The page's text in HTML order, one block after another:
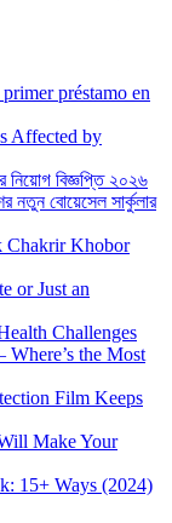
préstamo en
Affected by
বিজ্ঞপ্তি ২০২৬
নতুন বোয়েসেল সার্কুলার
Chakrir Khobor
or Just an
Challenges
the Most
Film Keeps
Make Your
15+ Ways (2024)